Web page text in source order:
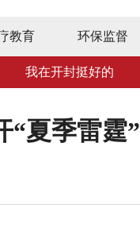
教育 环保监督
我在开封挺好的
“夏季雷霆